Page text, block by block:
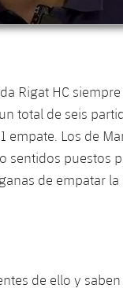
Rigat HC
total de seis
empate. Los de
sentidos puestos
de empatar
de ello y